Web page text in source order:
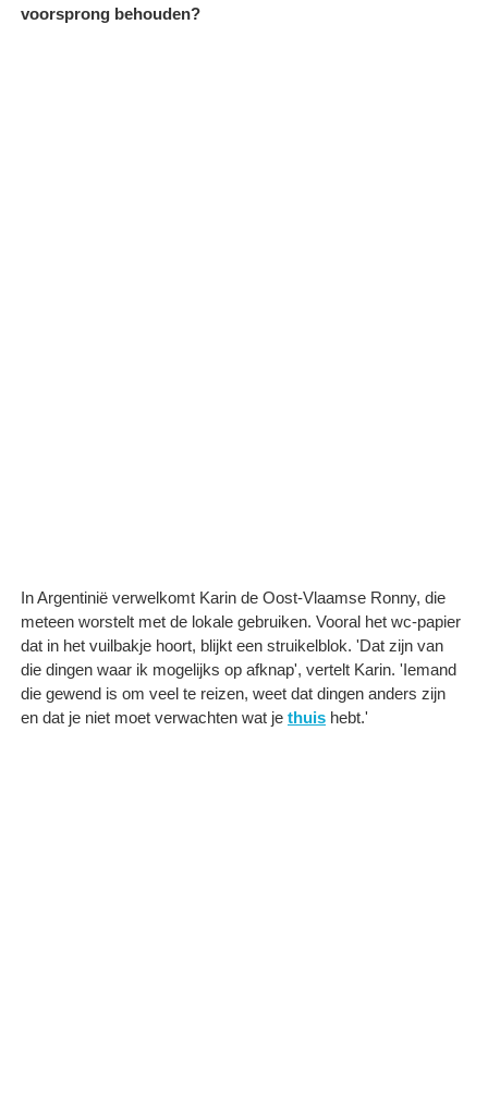
voorsprong behouden?
In Argentinië verwelkomt Karin de Oost-Vlaamse Ronny, die
meteen worstelt met de lokale gebruiken. Vooral het wc-papier
dat in het vuilbakje hoort, blijkt een struikelblok. 'Dat zijn van
die dingen waar ik mogelijks op afknap', vertelt Karin. 'Iemand
die gewend is om veel te reizen, weet dat dingen anders zijn
en dat je niet moet verwachten wat je thuis hebt.'